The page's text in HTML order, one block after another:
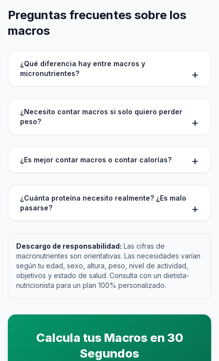
Preguntas frecuentes sobre los
macros
¿Qué diferencia hay entre macros y
micronutrientes?
¿Necesito contar macros si solo quiero perder
peso?
¿Es mejor contar macros o contar calorías?
¿Cuánta proteína necesito realmente? ¿Es malo
pasarse?
Descargo de responsabilidad: Las cifras de
macronutrientes son orientativas. Las necesidades varían
según tu edad, sexo, altura, peso, nivel de actividad,
objetivos y estado de salud. Consulta con un dietista-
nutricionista para un plan 100% personalizado.
Calcula tus Macros en 30
Segundos